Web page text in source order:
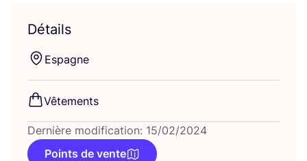
Détails
Espagne
Vête­ments
Dernière modification: 15/02/2024
Points de vente